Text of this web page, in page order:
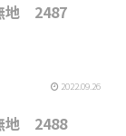
地 2487
2022.09.26
地 2488